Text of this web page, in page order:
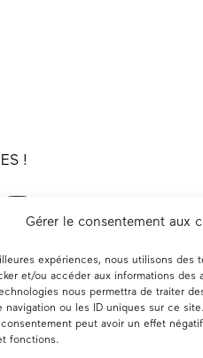
Gérer le consentement aux
expériences, nous utilisons des
et/ou accéder aux informations des
nous permettra de traiter
navigation ou les ID uniques sur ce
peut avoir un effet
fonctions.
!